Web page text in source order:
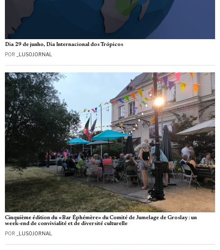
Dia 29 de junho, Dia Internacional dos Trópicos
POR _LUSOJORNAL
Cinquième édition du «Bar Éphémère» du Comité de Jumelage de Groslay : un
week‑end de convivialité et de diversité culturelle
POR _LUSOJORNAL